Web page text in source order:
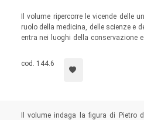
Il volume ripercorre le vicende delle
ruolo della medicina, delle scienze e
entra nei luoghi della conservazione
prese con il potere civile e militare.
non cessano mai del tutto, così
cod. 144.6
Il volume indaga la figura di Pietro